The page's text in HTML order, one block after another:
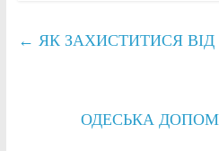
← ЯК ЗАХИСТИТИСЯ ВІД
ОДЕСЬКА